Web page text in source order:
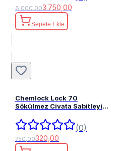
6.000,003.750,00
Sepete Ekle
Chemlock Lock 70
Sökülmez Civata Sabitleyici
(0)
750,00320,00